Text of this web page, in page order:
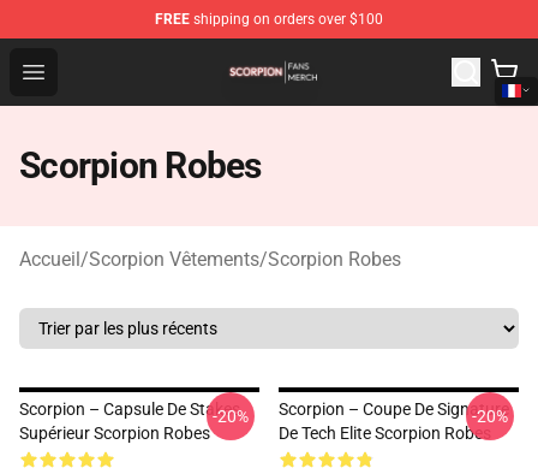
FREE shipping on orders over $100
Open menu
Scorpion Shop - Official Scorpion Merchandise Store
Scorpion Robes
Accueil/Scorpion Vêtements/Scorpion Robes
Scorpion – Capsule De Stakes
Supérieur Scorpion Robes
-20%
Scorpion – Coupe De Signature
De Tech Elite Scorpion Robes
-20%